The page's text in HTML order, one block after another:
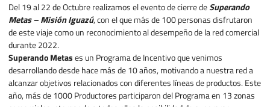
Del 19 al 22 de Octubre realizamos el evento de cierre deSuperando
Metas – Misión Iguazú, con el que más de 100 personas disfrutaron
de este viaje como un reconocimiento al desempeño de la red comercial
durante 2022.
Superando Metases un Programa de Incentivo que venimos
desarrollando desde hace más de 10 años, motivando a nuestra red a
alcanzar objetivos relacionados con diferentes líneas de productos. Este
año, más de 1000 Productores participaron del Programa en 13 zonas